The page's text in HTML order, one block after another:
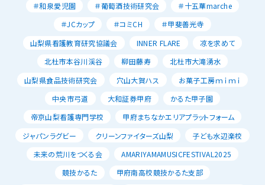
＃和泉愛児園
＃葡萄酒技術研究会
＃十五華marche
＃JCカップ
＃コミCH
＃甲斐善光寺
山梨県看護教育研究協議会
INNER FLARE
凉を求めて
北杜市本谷川渓谷
柳田藤寿
北杜市大滝湧水
山梨県食品技術研究会
穴山大賀ハス
お菓子工房ｍｉｍｉ
中央市弓道
大和証券甲府
かるた甲子園
帝京山梨看護専門学校
甲府まちなかエリアプラットフォーム
ジャパンラグビー
クリーンファイターズ山梨
子ども水辺楽校
未来の荒川をつくる会
AMARIYAMAMUSICFESTIVAL2025
競技かるた
甲府南高校競技かるた支部